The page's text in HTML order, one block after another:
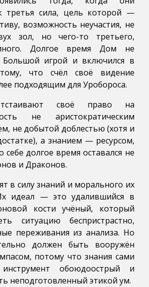
третья сила, цель которой —
возможность неучастия, не
зол, но чего-то третьего,
Долгое время Дом не
Большой игрой и включился в
что счёл своё видение
подходящим для Уробороса.
своё право на
не аристократическим
не добытой доблестью (хотя и
а знанием — ресурсом,
долгое время оставался не
и Драконов.
в силу знаний и морального их
идеал — это удалившийся в
кости учёный, который
ситуацию беспристрастно,
переживания из анализа. Но
должен быть вооружён
потому что знания сами
обоюдоострый и
неподготовленный этикой ум.